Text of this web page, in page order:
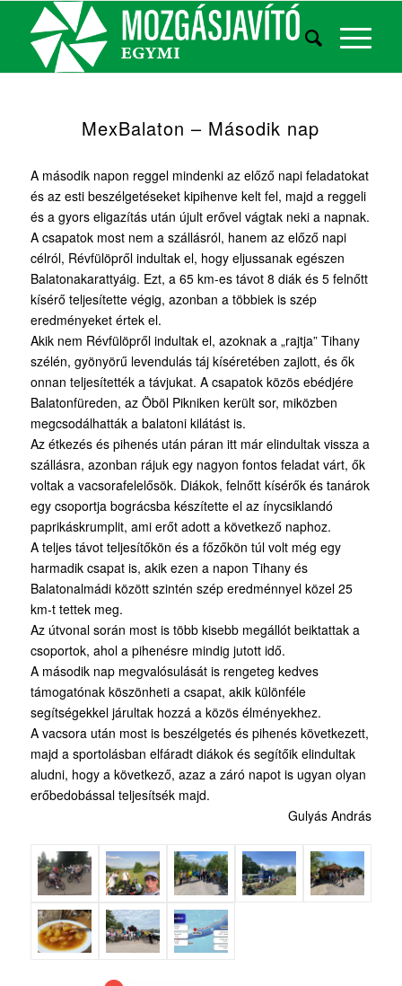
MexBalaton – Második nap
A második napon reggel mindenki az előző napi feladatokat
és az esti beszélgetéseket kipihenve kelt fel, majd a reggeli
és a gyors eligazítás után újult erővel vágtak neki a napnak.
A csapatok most nem a szállásról, hanem az előző napi
célról, Révfülöpről indultak el, hogy eljussanak egészen
Balatonakarattyáig. Ezt, a 65 km-es távot 8 diák és 5 felnőtt
kísérő teljesítette végig, azonban a többiek is szép
eredményeket értek el.
Akik nem Révfülöpről indultak el, azoknak a „rajtja” Tihany
szélén, gyönyörű levendulás táj kíséretében zajlott, és ők
onnan teljesítették a távjukat. A csapatok közös ebédjére
Balatonfüreden, az Öböl Pikniken került sor, miközben
megcsodálhatták a balatoni kilátást is.
Az étkezés és pihenés után páran itt már elindultak vissza a
szállásra, azonban rájuk egy nagyon fontos feladat várt, ők
voltak a vacsorafelelősök. Diákok, felnőtt kísérők és tanárok
egy csoportja bográcsba készítette el az ínycsiklandó
paprikáskrumplit, ami erőt adott a következő naphoz.
A teljes távot teljesítőkön és a főzőkön túl volt még egy
harmadik csapat is, akik ezen a napon Tihany és
Balatonalmádi között szintén szép eredménnyel közel 25
km-t tettek meg.
Az útvonal során most is több kisebb megállót beiktattak a
csoportok, ahol a pihenésre mindig jutott idő.
A második nap megvalósulását is rengeteg kedves
támogatónak köszönheti a csapat, akik különféle
segítségekkel járultak hozzá a közös élményekhez.
A vacsora után most is beszélgetés és pihenés következett,
majd a sportolásban elfáradt diákok és segítőik elindultak
aludni, hogy a következő, azaz a záró napot is ugyan olyan
erőbedobással teljesítsék majd.
Gulyás András